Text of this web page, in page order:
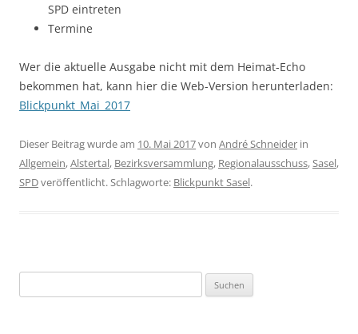
SPD eintreten
Termine
Wer die aktuelle Ausgabe nicht mit dem Heimat-Echo
bekommen hat, kann hier die Web-Version herunterladen:
Blickpunkt_Mai_2017
Dieser Beitrag wurde am 10. Mai 2017von André Schneider in
Allgemein,Alstertal, Bezirksversammlung, Regionalausschuss,Sasel,
SPDveröffentlicht. Schlagworte: Blickpunkt Sasel.
nach: